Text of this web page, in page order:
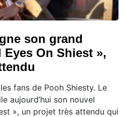
son grand
On Shiest »,
fans de Pooh Shiesty. Le
aujourd’hui son nouvel
», un projet très attendu qui